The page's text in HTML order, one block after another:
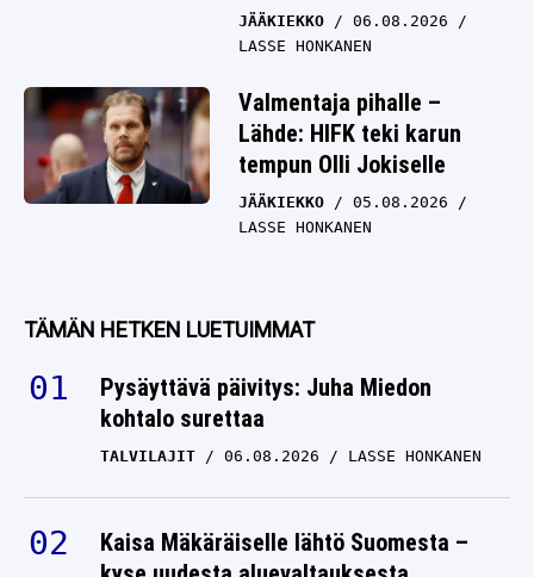
JÄÄKIEKKO
06.08.2026
LASSE HONKANEN
Valmentaja pihalle –
Lähde: HIFK teki karun
tempun Olli Jokiselle
JÄÄKIEKKO
05.08.2026
LASSE HONKANEN
TÄMÄN HETKEN LUETUIMMAT
Pysäyttävä päivitys: Juha Miedon
kohtalo surettaa
TALVILAJIT 06.08.2026 LASSE HONKANEN
Kaisa Mäkäräiselle lähtö Suomesta –